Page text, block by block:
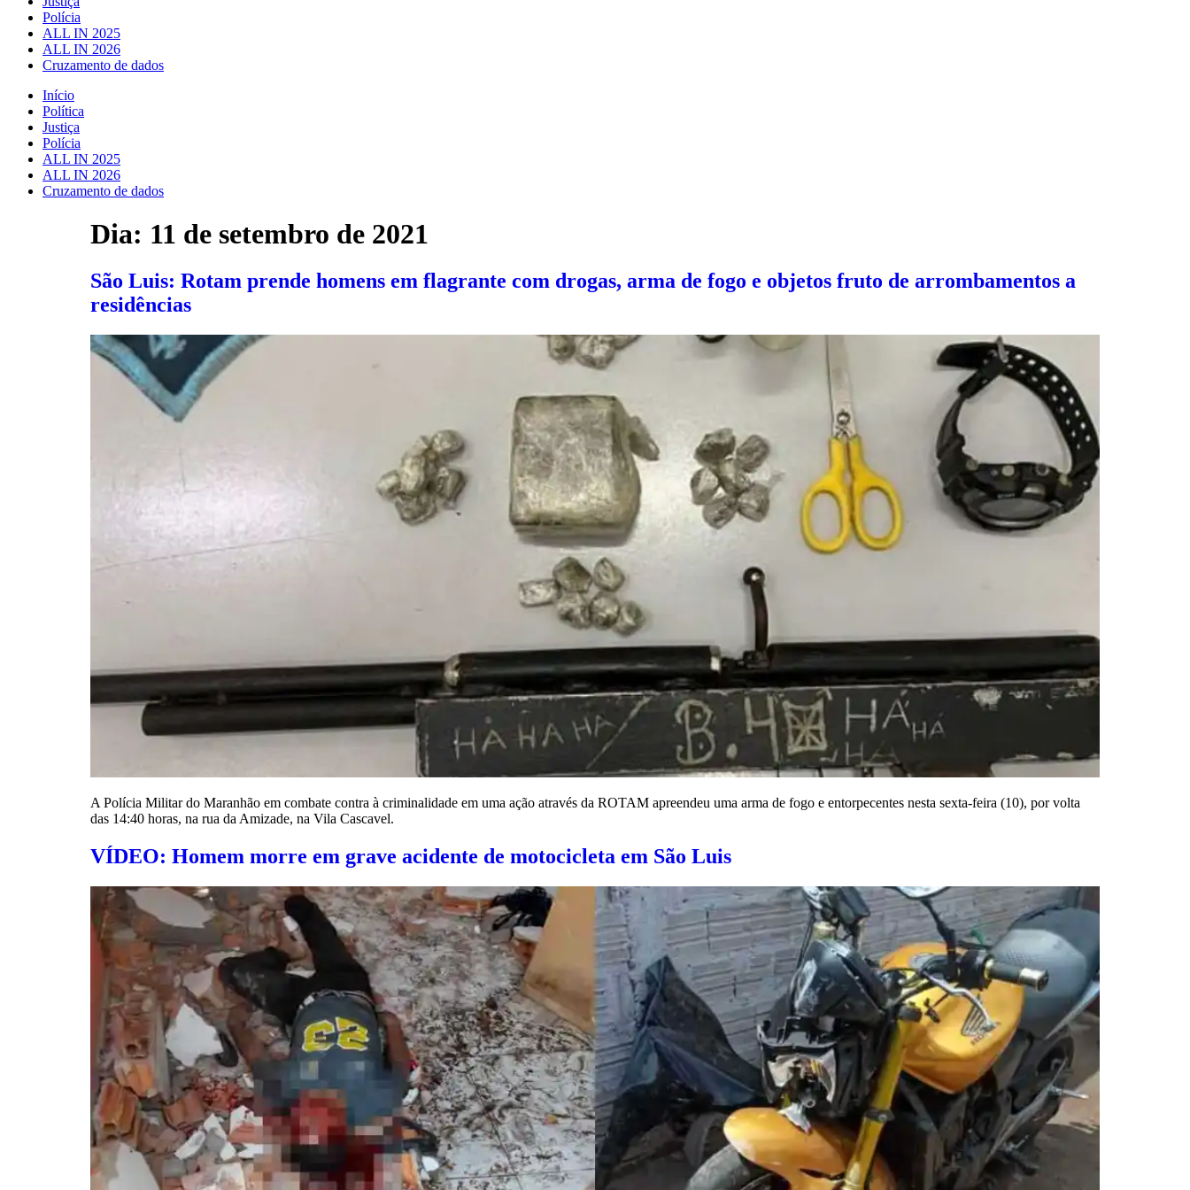
Polícia
ALL IN 2025
ALL IN 2026
Cruzamento de dados
Início
Política
Justiça
Polícia
ALL IN 2025
ALL IN 2026
Cruzamento de dados
Dia: 11 de setembro de 2021
São Luis: Rotam prende homens em flagrante com drogas, arma de fogo e objetos fruto de arrombamentos a
residências
A Polícia Militar do Maranhão em combate contra à criminalidade em uma ação através da ROTAM apreendeu uma arma de fogo e entorpecentes nesta sexta-feira (10), por volta
das 14:40 horas, na rua da Amizade, na Vila Cascavel.
VÍDEO: Homem morre em grave acidente de motocicleta em São Luis